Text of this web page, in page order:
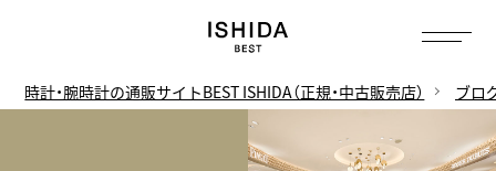
時計・腕時計の通販サイトBEST ISHIDA（正規・中古販売店） ブロ